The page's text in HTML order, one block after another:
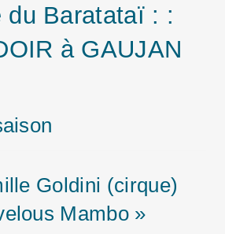
du Baratataï : :
à GAUJAN
Goldini (cirque)
Mambo »